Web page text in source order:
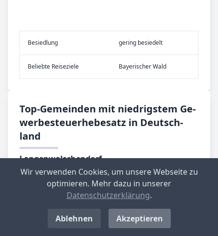
Be­sied­lung gering besiedelt
Be­lieb­te Rei­se­zie­le Bayerischer Wald
Top-­Ge­mein­den mit nied­rig­stem Ge­
wer­be­steu­er­he­be­satz in Deutsch­
land
Langenwolschendorf
Aktueller Hebesatz: 200 %
Standort-Informationen aufrufen
Aktueller Hebesatz: 220 %
Wir verwenden Cookies, um unsere Webseite zu
optimieren. Mehr dazu in unserer
Datenschutzerklärung.
Ablehnen Akzeptieren